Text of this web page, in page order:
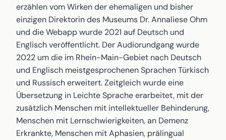
erzählen vom Wirken der ehemaligen und bisher
einzigen Direktorin des Museums Dr. Annaliese Ohm
und die Webapp wurde 2021 auf Deutsch und
Englisch veröffentlicht. Der Audiorundgang wurde
2022 um die im Rhein-Main-Gebiet nach Deutsch
und Englisch meistgesprochenen Sprachen Türkisch
und Russisch erweitert. Zeitgleich wurde eine
Übersetzung in Leichte Sprache erarbeitet, mit der
zusätzlich Menschen mit intellektueller Behinderung,
Menschen mit Lernschwierigkeiten, an Demenz
Erkrankte, Menschen mit Aphasien, prälingual